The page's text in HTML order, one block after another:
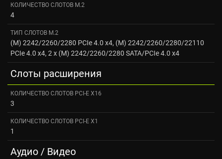
КОЛИЧЕСТВО СЛОТОВ M.2
4
ТИП СЛОТОВ M.2
(M) 2242/2260/2280 PCIe 4.0 x4, (M) 2242/2260/2280/22110
PCIe 4.0 x4, 2 x (M) 2242/2260/2280 SATA/PCIe 4.0 x4
Слоты расширения
КОЛИЧЕСТВО СЛОТОВ PCI-E X16
3
КОЛИЧЕСТВО СЛОТОВ PCI-E X1
1
Аудио / Видео